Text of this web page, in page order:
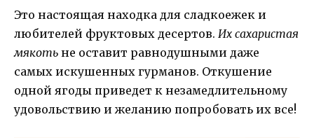
Это настоящая находка для сладкоежек и
любителей фруктовых десертов. Их сахаристая
мякоть не оставит равнодушными даже
самых искушенных гурманов. Откушение
одной ягоды приведет к незамедлительному
удовольствию и желанию попробовать их все!